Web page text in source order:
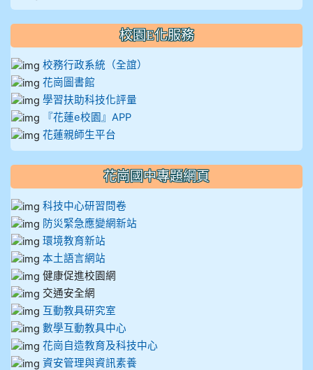
校園E化服務
校務行政系統（全誼）
花崗圖書館
學習扶助科技化評量
『花蓮e校園』APP
花蓮親師生平台
花崗國中專題網頁
科技中心研習問卷
防災緊急應變網新站
環境教育新站
本土語言網站
健康促進校園網
交通安全網
互動教具研究室
數學互動教具中心
花崗自造教育及科技中心
資安管理與資訊素養